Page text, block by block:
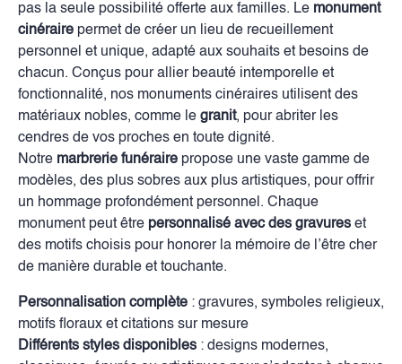
pas la seule possibilité offerte aux familles. Le monument
cinéraire permet de créer un lieu de recueillement
personnel et unique, adapté aux souhaits et besoins de
chacun. Conçus pour allier beauté intemporelle et
fonctionnalité, nos monuments cinéraires utilisent des
matériaux nobles, comme le granit, pour abriter les
cendres de vos proches en toute dignité.
Notre marbrerie funéraire propose une vaste gamme de
modèles, des plus sobres aux plus artistiques, pour offrir
un hommage profondément personnel. Chaque
monument peut être personnalisé avec des gravures et
des motifs choisis pour honorer la mémoire de l’être cher
de manière durable et touchante.
Personnalisation complète : gravures, symboles religieux,
motifs floraux et citations sur mesure
Différents styles disponibles : designs modernes,